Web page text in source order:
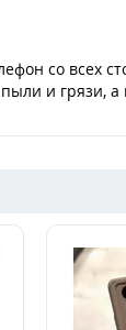
со всех
и грязи,